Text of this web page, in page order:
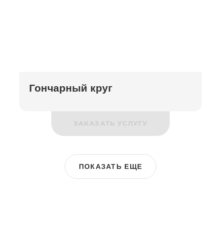
Гончарный круг
ЗАКАЗАТЬ УСЛУГУ
ПОКАЗАТЬ ЕЩЕ